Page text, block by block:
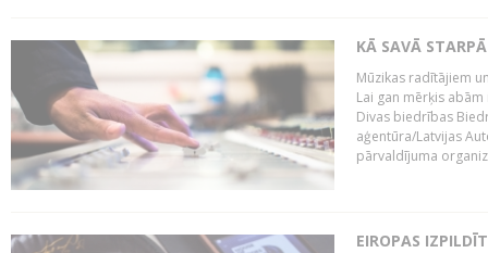
KĀ SAVĀ
Mūzikas radītājiem
Lai gan mērķis
Divas biedrības
aģentūra/Latvijas
pārvaldījuma
EIROPAS